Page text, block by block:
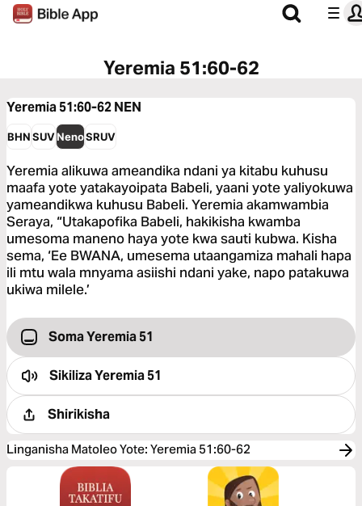
Yeremia 51:60-62
Yeremia 51:60-62NEN
BHNSUVNenoSRUV
Yeremia alikuwa ameandika ndani ya kitabu kuhusu
maafa yote yatakayoipata Babeli, yaani yote yaliyokuwa
yameandikwa kuhusu Babeli. Yeremia akamwambia
Seraya, “Utakapofika Babeli, hakikisha kwamba
umesoma maneno haya yote kwa sauti kubwa. Kisha
sema, ‘Ee BWANA, umesema utaangamiza mahali hapa
ili mtu wala mnyama asiishi ndani yake, napo patakuwa
ukiwa milele.’
Soma Yeremia 51
SikilizaYeremia 51
Shirikisha
Linganisha Matoleo Yote: Yeremia 51:60-62